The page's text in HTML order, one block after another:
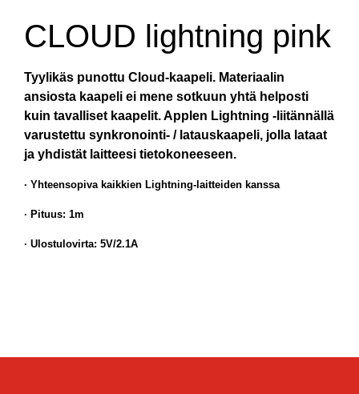
CLOUD lightning pink
Tyylikäs punottu Cloud-kaapeli. Materiaalin
ansiosta kaapeli ei mene sotkuun yhtä helposti
kuin tavalliset kaapelit. Applen Lightning -liitännällä
varustettu synkronointi- / latauskaapeli, jolla lataat
ja yhdistät laitteesi tietokoneeseen.
· Yhteensopiva kaikkien Lightning-laitteiden kanssa
· Pituus: 1m
· Ulostulovirta: 5V/2.1A